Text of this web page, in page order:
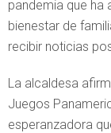
pandemia que ha
bienestar de
recibir noticias
La alcaldesa
Juegos
esperanzadora